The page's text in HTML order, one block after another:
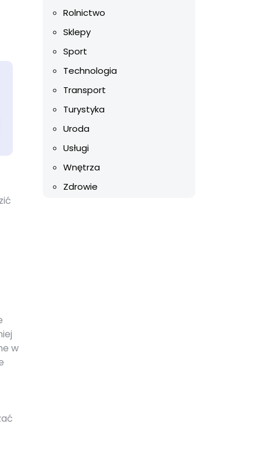
w
Rolnictwo
Sklepy
Sport
Technologia
Transport
Turystyka
Uroda
Usługi
Wnętrza
Zdrowie